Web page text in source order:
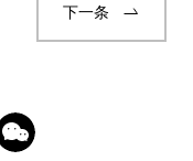
下一条